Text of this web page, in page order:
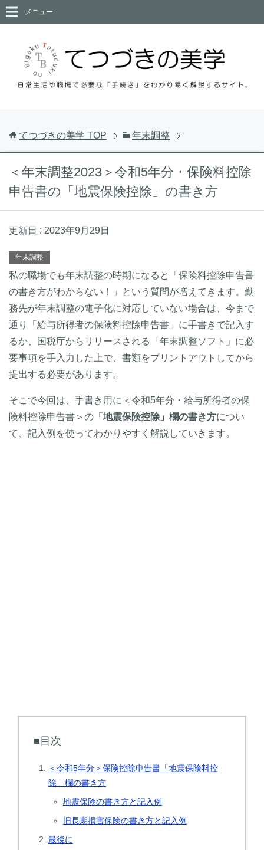
メニュー
てつづきの美学 TOP 年末調整
＜年末調整2023＞令和5年分・保険料控除
申告書の「地震保険控除」の書き方
更新日 : 2023年9月29日
年末調整
私の職場でも年末調整の時期になると「保険料控除申告書
の書き方がわからない！」という質問が増えてきます。勤
務先が年末調整の電子化に対応していない場合は、今まで
通り「給与所得者の保険料控除申告書」に手書きで記入す
るか、国税庁からリリースされる「年末調整ソフト」に必
要事項を手入力した上で、書類をプリントアウトしてから
提出する必要があります。
そこで今回は、手書き用に＜令和5年分・給与所得者の保
険料控除申告書＞の 「地震保険控除」欄の書き方につい
て、記入例を使ってわかりやすく解説していきます。
■目次
＜令和5年分＞保険控除申告書「地震保険料控
除」欄の書き方
地震保険の書き方と記入例
旧長期損害保険の書き方と記入例
最後に